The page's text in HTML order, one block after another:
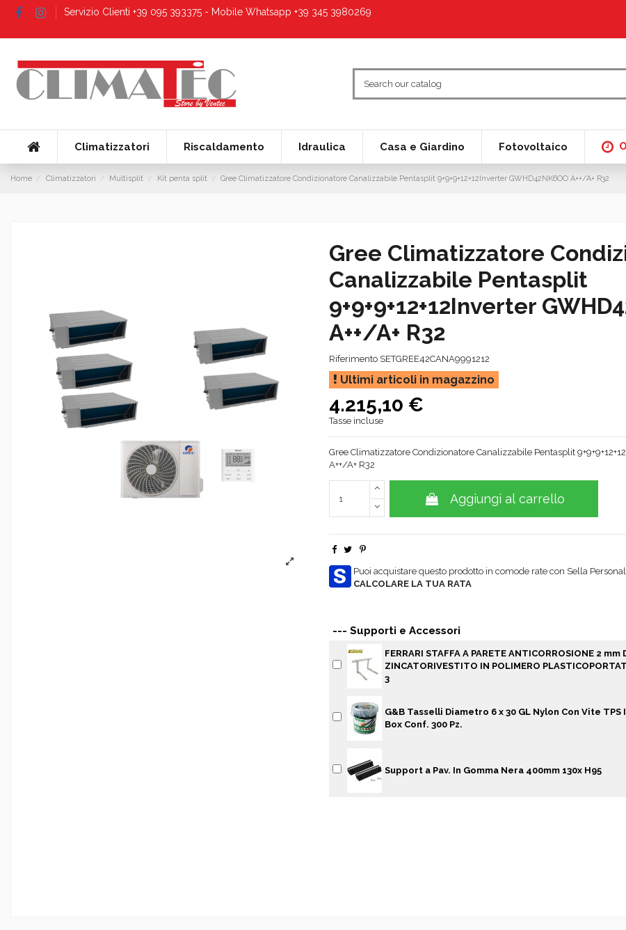
Servizio Clienti +39 095 393375 - Mobile Whatsapp +39 345 3980269
Climatizzatori Riscaldamento Idraulica Casa e Giardino Fotovoltaico
Home Climatizzatori Multisplit Kit penta split Gree Climatizzatore Condizionatore Canalizzabile Pentasplit 9+9+9+12+12Inverter GWHD42NK6OO A++/A+ R32
Gree Climatizzatore
Canalizzabile Pentasplit
9+9+9+12+12Inverter
A++/A+ R32
Riferimento SETGREE42CANA9991212
Ultimi articoli in magazzino
4.215,10 €
Tasse incluse
Gree Climatizzatore Condizionatore Canalizzabile Pentasplit
A++/A+ R32
Aggiungi al carrello
Puoi acquistare questo prodotto in comode rate con Sella
CALCOLARE LA TUA RATA
--- Supporti e Accessori
FERRARI STAFFA A PARETE ANTICORROSIONE 2 mm
ZINCATORIVESTITO IN POLIMERO
3
G&B Tasselli Diametro 6 x 30 GL Nylon Con Vite TPS
Box Conf. 300 Pz.
Support a Pav. In Gomma Nera 400mm 130x H95